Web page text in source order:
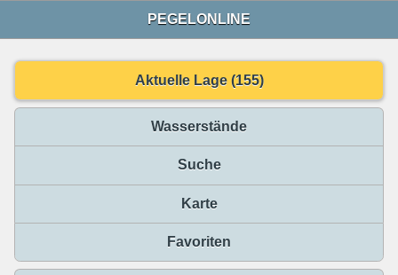
PEGELONLINE
Aktuelle Lage (155)
Wasserstände
Suche
Karte
Favoriten